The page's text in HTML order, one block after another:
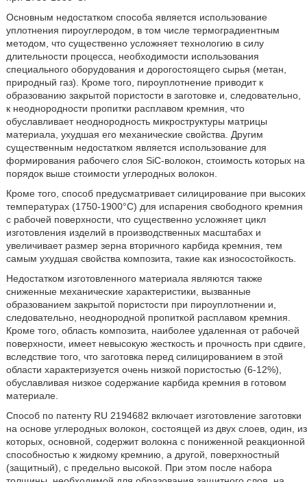
Основным недостатком способа является использование
уплотнения пироуглеродом, в том числе термоградиентным
методом, что существенно усложняет технологию в силу
длительности процесса, необходимости использования
специального оборудования и дорогостоящего сырья (метан,
природный газ). Кроме того, пироуплотнение приводит к
образованию закрытой пористости в заготовке и, следовательно,
к неоднородности пропитки расплавом кремния, что
обуславливает неоднородность микроструктуры матрицы
материала, ухудшая его механические свойства. Другим
существенным недостатком является использование для
формирования рабочего слоя SiC-волокон, стоимость которых на
порядок выше стоимости углеродных волокон.
Кроме того, способ предусматривает силицирование при высоких
температурах (1750-1900°С) для испарения свободного кремния
с рабочей поверхности, что существенно усложняет цикл
изготовления изделий в производственных масштабах и
увеличивает размер зерна вторичного карбида кремния, тем
самым ухудшая свойства композита, такие как износостойкость.
Недостатком изготовленного материала являются также
сниженные механические характеристики, вызванные
образованием закрытой пористости при пироуплотнении и,
следовательно, неоднородной пропиткой расплавом кремния.
Кроме того, область композита, наиболее удаленная от рабочей
поверхности, имеет невысокую жесткость и прочность при сдвиге,
вследствие того, что заготовка перед силицированием в этой
области характеризуется очень низкой пористостью (6-12%),
обуславливая низкое содержание карбида кремния в готовом
материале.
Способ по патенту RU 2194682 включает изготовление заготовки
на основе углеродных волокон, состоящей из двух слоев, один, из
которых, основной, содержит волокна с пониженной реакционной
способностью к жидкому кремнию, а другой, поверхностный
(защитный), с предельно высокой. При этом после набора